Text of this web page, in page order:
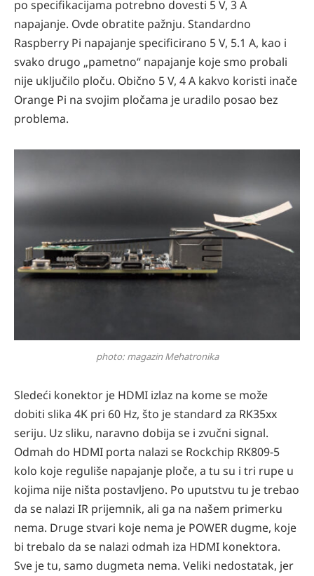
po specifikacijama potrebno dovesti 5 V, 3 A
napajanje. Ovde obratite pažnju. Standardno
Raspberry Pi napajanje specificirano 5 V, 5.1 A, kao i
svako drugo „pametno“ napajanje koje smo probali
nije uključilo ploču. Obično 5 V, 4 A kakvo koristi inače
Orange Pi na svojim pločama je uradilo posao bez
problema.
photo: magazin Mehatronika
Sledeći konektor je HDMI izlaz na kome se može
dobiti slika 4K pri 60 Hz, što je standard za RK35xx
seriju. Uz sliku, naravno dobija se i zvučni signal.
Odmah do HDMI porta nalazi se Rockchip RK809-5
kolo koje reguliše napajanje ploče, a tu su i tri rupe u
kojima nije ništa postavljeno. Po uputstvu tu je trebao
da se nalazi IR prijemnik, ali ga na našem primerku
nema. Druge stvari koje nema je POWER dugme, koje
bi trebalo da se nalazi odmah iza HDMI konektora.
Sve je tu, samo dugmeta nema. Veliki nedostatak, jer